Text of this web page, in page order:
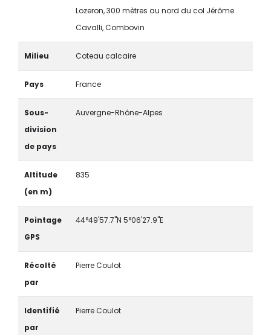
Lozeron, 300 mètres au nord du col Jérôme
Cavalli, Combovin
Milieu Coteau calcaire
Pays France
Sous-
division
de pays
Auvergne-Rhône-Alpes
Altitude
(en m)
835
Pointage
GPS
44°49'57.7"N 5°06'27.9"E
Récolté
par
Pierre Coulot
Identifié
par
Pierre Coulot